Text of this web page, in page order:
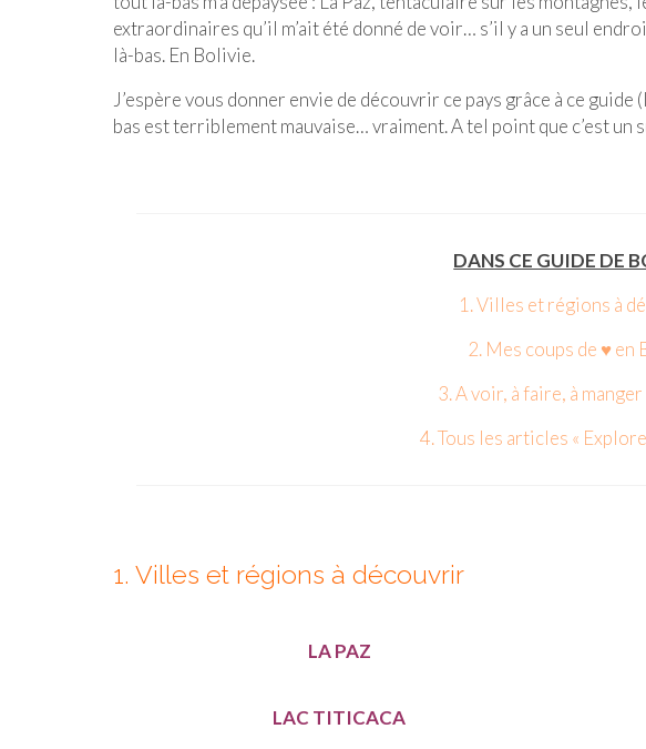
extraordinaires qu’il m’ait été donné de voir… s’il y a un seul
là-bas. En Bolivie.
J’espère vous donner envie de découvrir ce pays grâce à ce
bas est terriblement mauvaise… vraiment. A tel point que c’est
DANS CE GUIDE DE
1. Villes et régions à
2. Mes coups de ♥︎ en
3. A voir, à faire, à
4. Tous les articles «
1. Villes et régions à découvrir
LA PAZ
LAC TITICACA